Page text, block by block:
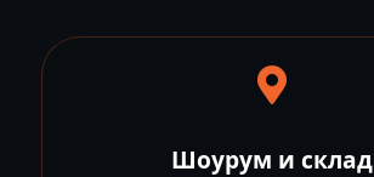
Шоурум и склад